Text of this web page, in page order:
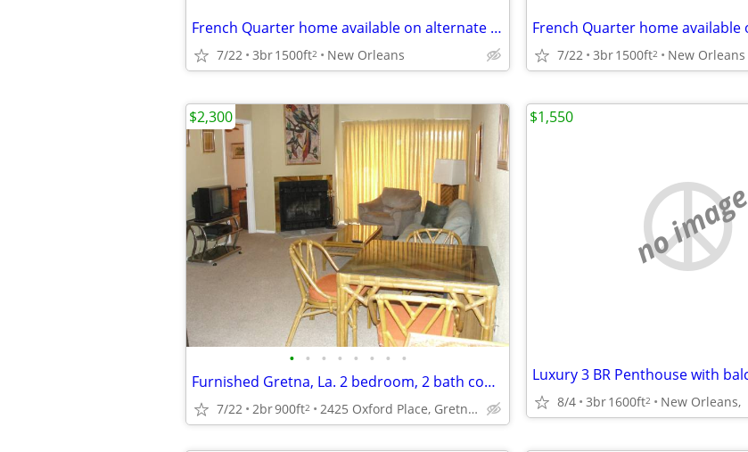
French Quarter home available on alternate weekends on yearyl basis
7/22 3br1500ft2 New Orleans 7/22 3br1500ft2 New Orleans
• • • • • • • •
Furnished Gretna, La. 2 bedroom, 2 bath condo
7/22 2br900ft2 2425 Oxford Place, Gretna, La.
$2,300
no image
8/4 3br1600ft2 New Orleans,
$1,550